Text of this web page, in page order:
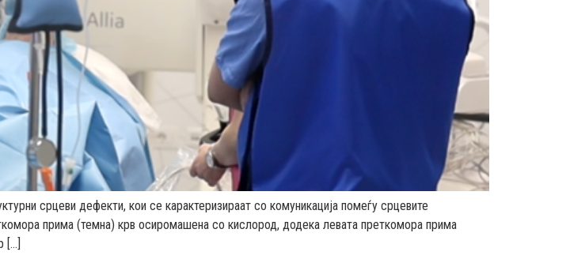
срцеви дефекти, кои се карактеризираат со комуникација помеѓу срцевите
прима (темна) крв осиромашена со кислород, додека левата преткомора прима
[…]